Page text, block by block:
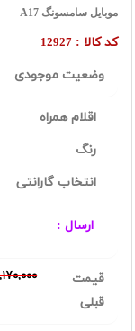
موبایل سامسونگ A17
کد کالا : 12927
وضعیت موجودی
اقلام همراه
رنگ
انتخاب گارانتی
ارسال :
قیمت
قبلی
٦١,١٧٠,٠٠٠